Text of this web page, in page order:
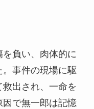
負い、肉体的に
事件の現場に駆
出され、一命を
で無一郎は記憶